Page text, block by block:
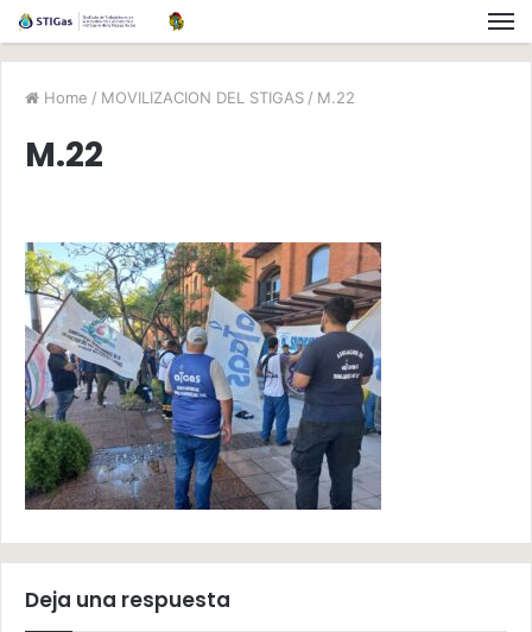
Home / MOVILIZACION DEL STIGAS / M.22
M.22
Deja una respuesta